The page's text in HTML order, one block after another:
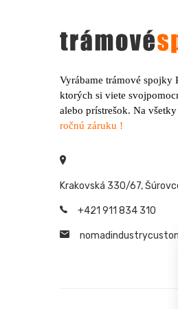
Vyrábame trámové spojky
ktorých si viete
alebo prístrešok. Na
ročnú záruku !
Krakovská 330/67,
+421 911 834 310